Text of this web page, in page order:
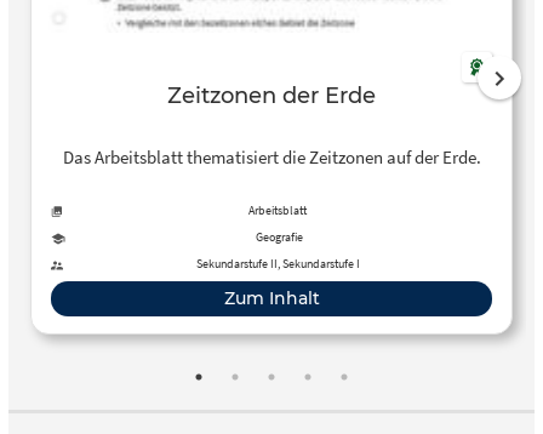
Zeitzonen der Erde
Das Arbeitsblatt thematisiert die Zeitzonen auf der Erde.
Arbeitsblatt
Geografie
Sekundarstufe II, Sekundarstufe I
Zum Inhalt